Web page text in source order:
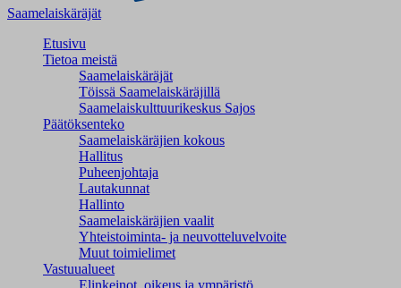
Saamelaiskäräjät
Etusivu
Tietoa meistä
Saamelaiskäräjät
Töissä Saamelaiskäräjillä
Saamelaiskulttuuri­keskus Sajos
Päätöksenteko
Saamelaiskäräjien kokous
Hallitus
Puheenjohtaja
Lautakunnat
Hallinto
Saamelaiskäräjien vaalit
Yhteistoiminta- ja neuvotteluvelvoite
Muut toimielimet
Vastuualueet
Elinkeinot, oikeus ja ympäristö